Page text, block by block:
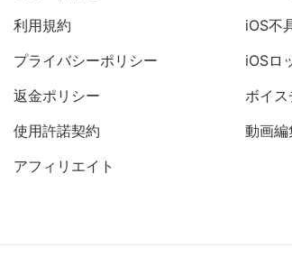
利用規約
プライバシーポリシー
返金ポリシー
使用許諾契約
アフィリエイト
iOS不
iOSロ
ボイス
動画編